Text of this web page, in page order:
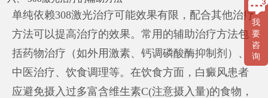
单纯依赖308激光治疗可能效果有限，配合其他治疗
方法可以提高治疗的效果。常用的辅助治疗方法包
括药物治疗（如外用激素、钙调磷酸酶抑制剂）、
中医治疗、饮食调理等。在饮食方面，白癜风患者
应避免摄入过多富含维生素C(注意摄入量)的食物，
我
要
咨
询